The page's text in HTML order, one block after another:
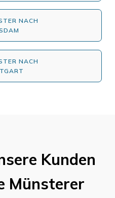
NACH
NACH
Kunden
Münsterer